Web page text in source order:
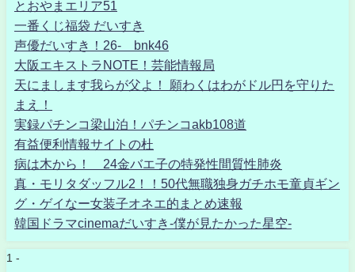
とおやまエリア51
一番くじ福袋 だいすき
声優だいすき！26- bnk46
大阪エキストラNOTE！芸能情報局
天にまします我らが父よ！ 願わくはわがドル円を守りた
まえ！
実録パチンコ梁山泊！パチンコakb108道
有益便利情報サイトの杜
病は木から！ 24金バエ子の特発性間質性肺炎
真・モリタダッフル2！！50代無職独身ガチホモ童貞ギン
グ・ゲイなー女装子オネエ的まとめ速報
韓国ドラマcinemaだいすき-僕が見たかった星空-
1 -